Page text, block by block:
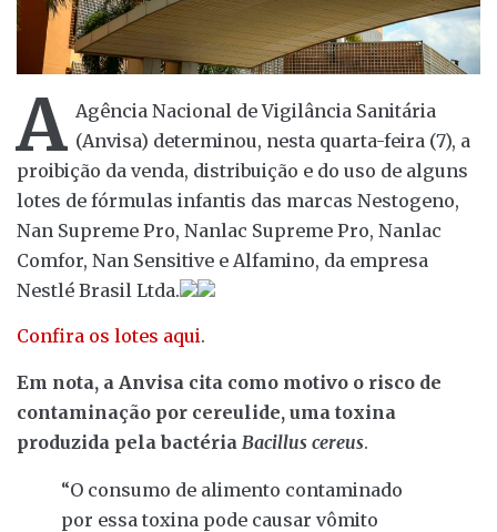
A Agência Nacional de Vigilância Sanitária
(Anvisa) determinou, nesta quarta-feira (7), a
proibição da venda, distribuição e do uso de alguns
lotes de fórmulas infantis das marcas Nestogeno,
Nan Supreme Pro, Nanlac Supreme Pro, Nanlac
Comfor, Nan Sensitive e Alfamino, da empresa
Nestlé Brasil Ltda.
Confira os lotes aqui.
Em nota, a Anvisa cita como motivo o risco de
contaminação por cereulide, uma toxina
produzida pela bactéria Bacillus cereus.
“O consumo de alimento contaminado
por essa toxina pode causar vômito